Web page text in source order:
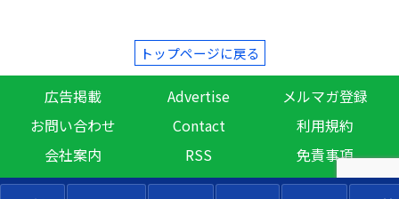
トップページに戻る
広告掲載 Advertise
メルマガ登録
お問い合わせ
Contact
利用規約
会社案内
RSS 免責事項